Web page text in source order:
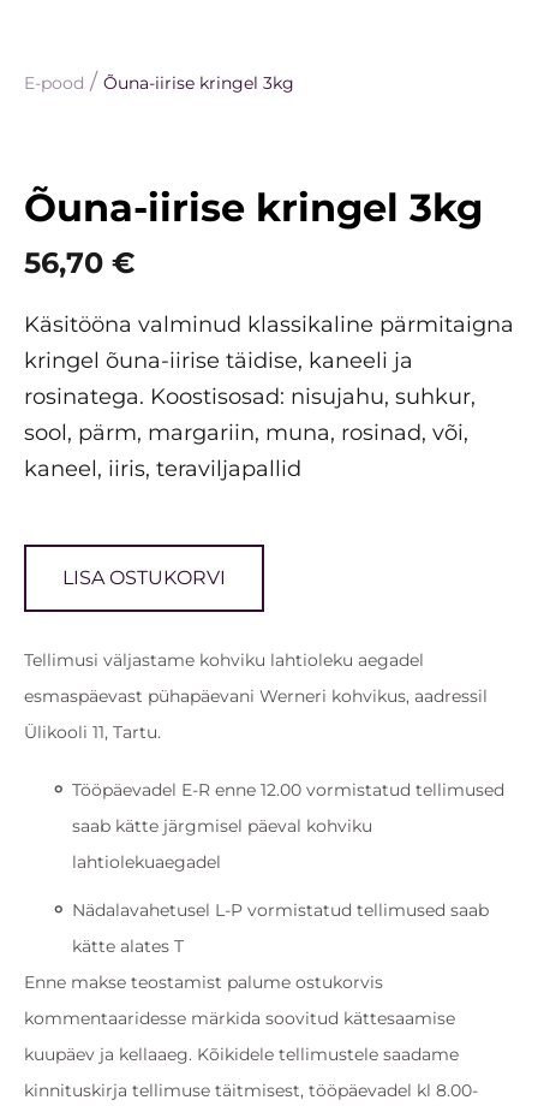
E-pood / Õuna-iirise kringel 3kg
Õuna-iirise kringel 3kg
56,70 €
Käsitööna valminud klassikaline pärmitaigna
kringel õuna-iirise täidise, kaneeli ja
rosinatega. Koostisosad: nisujahu, suhkur,
sool, pärm, margariin, muna, rosinad, või,
kaneel, iiris, teraviljapallid
LISA OSTUKORVI
Tellimusi väljastame kohviku lahtioleku aegadel
esmaspäevast pühapäevani Werneri kohvikus, aadressil
Ülikooli 11, Tartu.
Tööpäevadel E-R enne 12.00 vormistatud tellimused
saab kätte järgmisel päeval kohviku
lahtiolekuaegadel
Nädalavahetusel L-P vormistatud tellimused saab
kätte alates T
Enne makse teostamist palume ostukorvis
kommentaaridesse märkida soovitud kättesaamise
kuupäev ja kellaaeg. Kõikidele tellimustele saadame
kinnituskirja tellimuse täitmisest, tööpäevadel kl 8.00-